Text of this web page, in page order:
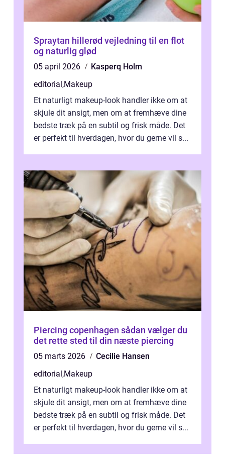
Spraytan hillerød vejledning til en flot
og naturlig glød
05 april 2026
Kasperq Holm
editorial,Makeup
Et naturligt makeup-look handler ikke om at
skjule dit ansigt, men om at fremhæve dine
bedste træk på en subtil og frisk måde. Det
er perfekt til hverdagen, hvor du gerne vil s...
Piercing copenhagen sådan vælger du
det rette sted til din næste piercing
05 marts 2026
Cecilie Hansen
editorial,Makeup
Et naturligt makeup-look handler ikke om at
skjule dit ansigt, men om at fremhæve dine
bedste træk på en subtil og frisk måde. Det
er perfekt til hverdagen, hvor du gerne vil s...